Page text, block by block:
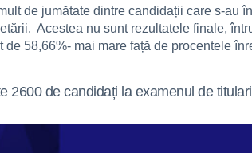
de jumătate dintre candidații care s-au
Acestea nu sunt rezultatele finale,
de 58,66%- mai mare față de procentele
2600 de candidați la examenul de